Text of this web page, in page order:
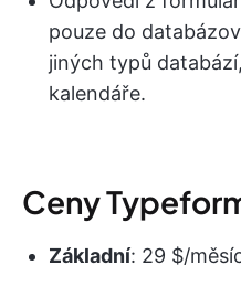
pouze do
jiných typů
kalendáře.
Ceny
Základní: 29 $/